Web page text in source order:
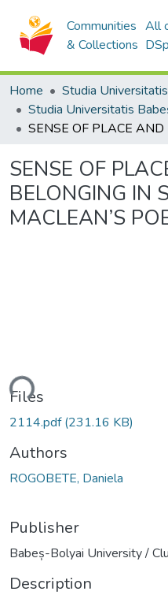
Communities
& Collections
All
Home
SENSE OF
BELONGING IN
MACLEAN’S
Files
2114.pdf(231.16 KB)
Authors
ROGOBETE, Daniela
Publisher
Babeș-Bolyai University /
Description